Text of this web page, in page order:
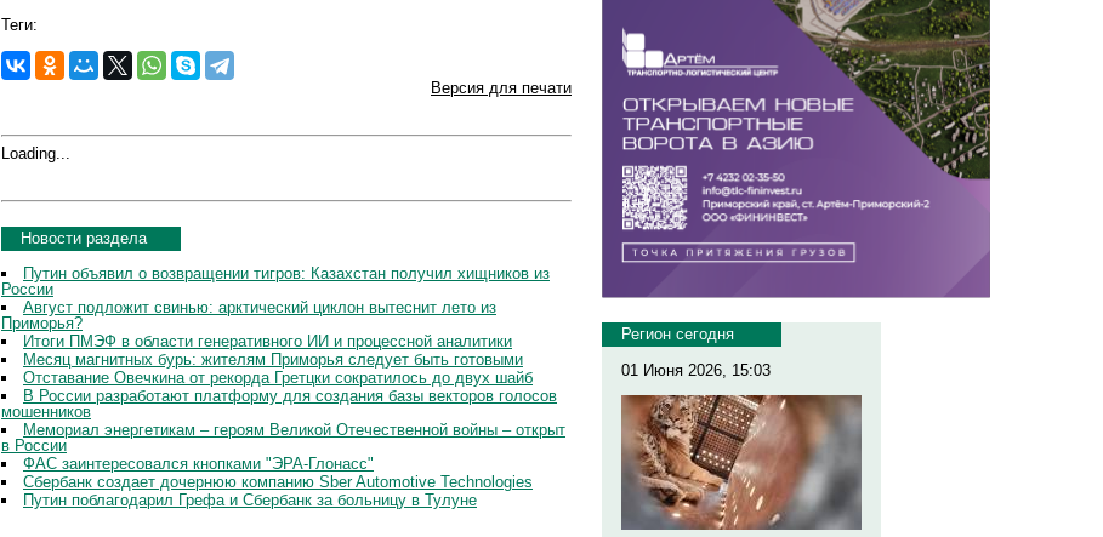
Теги:
Версия для печати
Loading...
Новости раздела
Путин объявил о возвращении тигров: Казахстан получил хищников из
России
Август подложит свинью: арктический циклон вытеснит лето из
Приморья?
Итоги ПМЭФ в области генеративного ИИ и процессной аналитики
Месяц магнитных бурь: жителям Приморья следует быть готовыми
Отставание Овечкина от рекорда Гретцки сократилось до двух шайб
В России разработают платформу для создания базы векторов голосов
мошенников
Мемориал энергетикам – героям Великой Отечественной войны – открыт
в России
ФАС заинтересовался кнопками "ЭРА-Глонасс"
Сбербанк создает дочернюю компанию Sber Automotive Technologies
Путин поблагодарил Грефа и Сбербанк за больницу в Тулуне
Регион сегодня
01 Июня 2026, 15:03